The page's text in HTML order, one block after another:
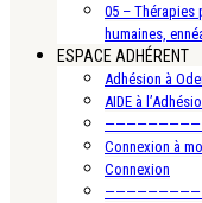
05 – Thérapies
humaines,
ESPACE ADHÉRENT
Adhésion à
AIDE à
Connexion à
Connexion